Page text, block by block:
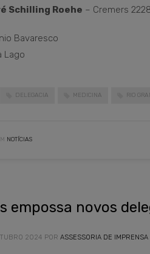
Schilling Roehe – Cremers
Bavaresco
Lago
DELEGACIA MEDICINA RIO
NOTÍCIAS
empossa novos
2024 POR ASSESSORIA DE IMPRENSA